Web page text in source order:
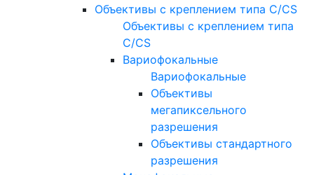
Объективы с креплением типа C/CS
Объективы с креплением типа
C/CS
Вариофокальные
Вариофокальные
Объективы
мегапиксельного
разрешения
Объективы стандартного
разрешения